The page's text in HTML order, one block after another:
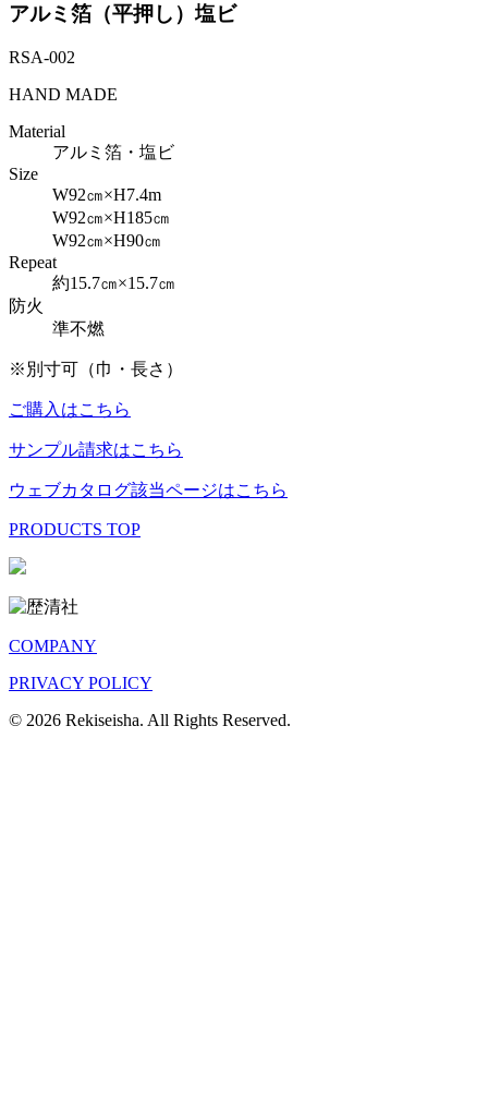
アルミ箔（平押し）塩ビ
RSA-002
HAND MADE
Material
アルミ箔・塩ビ
Size
W92㎝×H7.4m
W92㎝×H185㎝
W92㎝×H90㎝
Repeat
約15.7㎝×15.7㎝
防火
準不燃
※別寸可（巾・長さ）
ご購入はこちら
サンプル請求はこちら
ウェブカタログ該当ページはこちら
PRODUCTS TOP
COMPANY
PRIVACY POLICY
© 2026 Rekiseisha. All Rights Reserved.